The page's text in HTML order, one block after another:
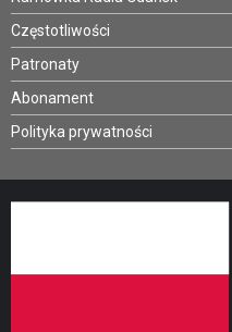
Częstotliwości
Patronaty
Abonament
Polityka prywatności